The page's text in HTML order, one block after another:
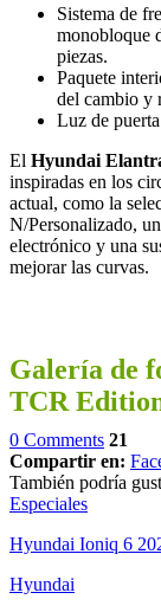
Sistema de
monobloque
piezas.
Paquete
del cambio y
Luz de
El Hyundai
inspiradas en los
actual, como la
N/Personalizado,
electrónico y una
mejorar las curvas.
Galería de
TCR
0 Comments 21
Compartir en:
También podría
Especiales
Hyundai Ioniq 6
Hyundai